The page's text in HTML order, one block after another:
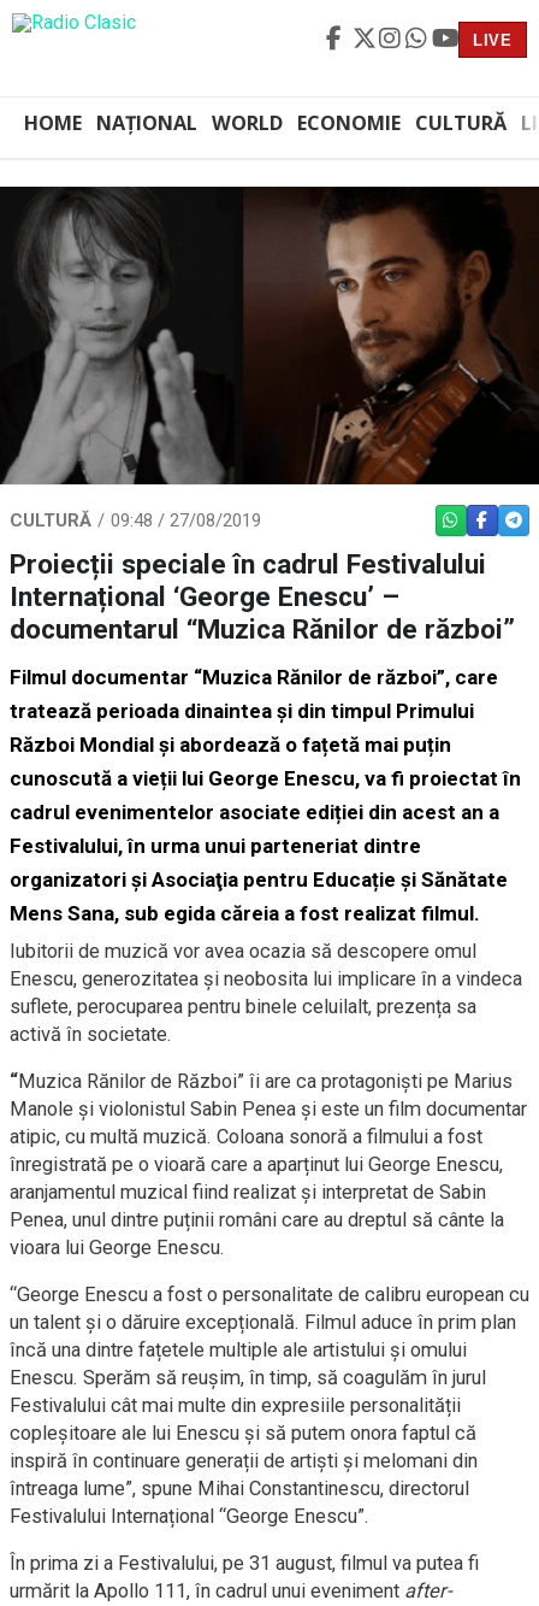
LIVE
HOME NAȚIONAL WORLD ECONOMIE CULTURĂ
CULTURĂ 09:48 / 27/08/2019 WHATSAPP
Proiecții speciale în cadrul Festivalului
Internațional ‘George Enescu’ –
documentarul “Muzica Rănilor de război”
Filmul documentar “Muzica Rănilor de război”, care
tratează perioada dinaintea și din timpul Primului
Război Mondial și abordează o fațetă mai puțin
cunoscută a vieții lui George Enescu, va fi proiectat în
cadrul evenimentelor asociate ediției din acest an a
Festivalului, în urma unui parteneriat dintre
organizatori și Asociaţia pentru Educație și Sănătate
Mens Sana, sub egida căreia a fost realizat filmul.
Iubitorii de muzică vor avea ocazia să descopere omul
Enescu, generozitatea și neobosita lui implicare în a vindeca
suflete, perocuparea pentru binele celuilalt, prezența sa
activă în societate.
“Muzica Rănilor de Război” îi are ca protagoniști pe Marius
Manole și violonistul Sabin Penea și este un film documentar
atipic, cu multă muzică. Coloana sonoră a filmului a fost
înregistrată pe o vioară care a aparținut lui George Enescu,
aranjamentul muzical fiind realizat și interpretat de Sabin
Penea, unul dintre puținii români care au dreptul să cânte la
vioara lui George Enescu.
“George Enescu a fost o personalitate de calibru european cu
un talent și o dăruire excepțională. Filmul aduce în prim plan
încă una dintre fațetele multiple ale artistului și omului
Enescu. Sperăm să reușim, în timp, să coagulăm în jurul
Festivalului cât mai multe din expresiile personalității
copleșitoare ale lui Enescu și să putem onora faptul că
inspiră în continuare generații de artiști și melomani din
întreaga lume”, spune Mihai Constantinescu, directorul
Festivalului Internațional “George Enescu”.
În prima zi a Festivalului, pe 31 august, filmul va putea fi
urmărit la Apollo 111, în cadrul unui eveniment after-